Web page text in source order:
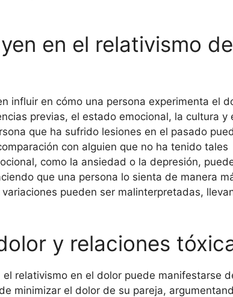
en el relativismo
influir en cómo una persona experimenta el
previas, el estado emocional, la cultura y
que ha sufrido lesiones en el pasado
con alguien que no ha tenido tales
como la ansiedad o la depresión,
que una persona lo sienta de manera
pueden ser malinterpretadas,
y relaciones
relativismo en el dolor puede manifestarse
minimizar el dolor de su pareja,